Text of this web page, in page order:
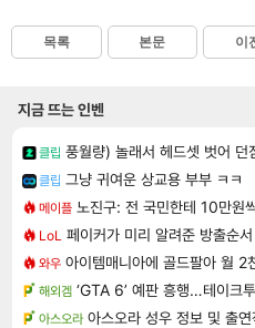
목록 본문 이
지금 뜨는 인벤
클립 풍월량) 놀래서 헤드셋 벗어 던
클립 그냥 귀여운 상교용 부부 ㅋㅋ
메이플 노진구: 전 국민한테 10만원
LoL 페이커가 미리 알려준 방출순
와우 아이템매니아에 골드팔아 월 2
해외겜 ‘GTA 6’ 예판 흥행…테이크
아스오라 아스오라 성우 정보 및 출